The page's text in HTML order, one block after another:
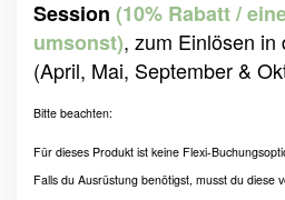
Session (10% Rabatt /
umsonst), zum Einlösen in
(April, Mai, September &
Bitte beachten:
Für dieses Produkt ist keine Flexi-
Falls du Ausrüstung benötigst, musst du diese
HOMEPAGE